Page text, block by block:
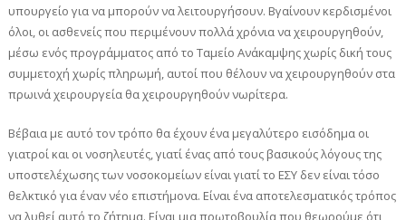
υπουργείο για να μπορούν να λειτουργήσουν. Βγαίνουν κερδισμένοι
όλοι, οι ασθενείς που περιμένουν πολλά χρόνια να χειρουργηθούν,
μέσω ενός προγράμματος από το Ταμείο Ανάκαμψης χωρίς δική τους
συμμετοχή χωρίς πληρωμή, αυτοί που θέλουν να χειρουργηθούν στα
πρωινά χειρουργεία θα χειρουργηθούν νωρίτερα.
Βέβαια με αυτό τον τρόπο θα έχουν ένα μεγαλύτερο εισόδημα οι
γιατροί και οι νοσηλευτές, γιατί ένας από τους βασικούς λόγους της
υποστελέχωσης των νοσοκομείων είναι γιατί το ΕΣΥ δεν είναι τόσο
θελκτικό για έναν νέο επιστήμονα. Είναι ένα αποτελεσματικός τρόπος